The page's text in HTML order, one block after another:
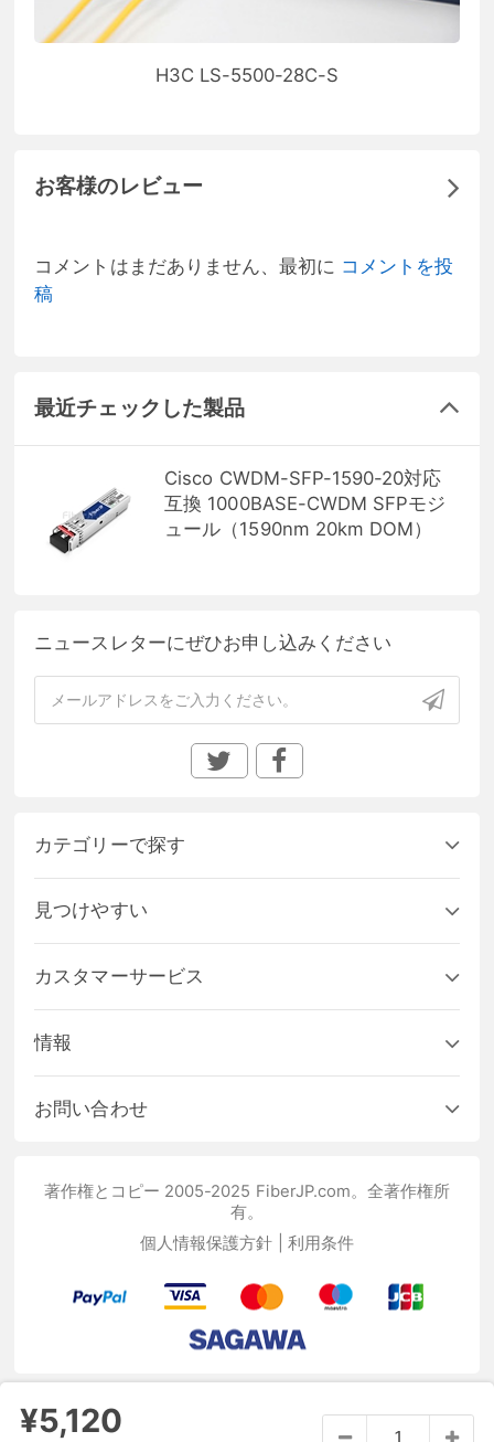
¥5,120
H3C LS-5500-28C-S
お客様のレビュー
コメントはまだありません、最初に コメントを投
稿
最近チェックした製品
Cisco CWDM-SFP-1590-20対応
互換 1000BASE-CWDM SFPモジ
ュール（1590nm 20km DOM）
ニュースレターにぜひお申し込みください
カテゴリーで探す
見つけやすい
カスタマーサービス
情報
お問い合わせ
著作権とコピー 2005-2025 FiberJP.com。全著作権所
有。
個人情報保護方針
利用条件